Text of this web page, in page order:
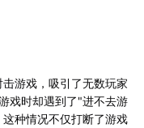
游戏，吸引了无数玩家
戏时却遇到了"进不去游
种情况不仅打断了游戏